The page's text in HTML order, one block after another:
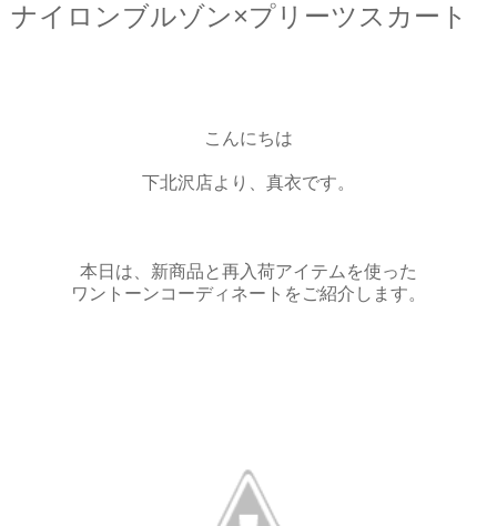
ナイロンブルゾン×プリーツスカート
こんにちは
下北沢店より、真衣です。
本日は、新商品と再入荷アイテムを使った
ワントーンコーディネートをご紹介します。